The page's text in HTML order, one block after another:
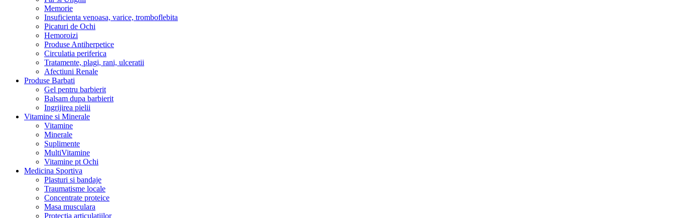
Memorie
Insuficienta venoasa, varice, tromboflebita
Picaturi de Ochi
Hemoroizi
Produse Antiherpetice
Circulatia periferica
Tratamente, plagi, rani, ulceratii
Afectiuni Renale
Produse Barbati
Gel pentru barbierit
Balsam dupa barbierit
Ingrijirea pielii
Vitamine si Minerale
Vitamine
Minerale
Suplimente
MultiVitamine
Vitamine pt Ochi
Medicina Sportiva
Plasturi si bandaje
Traumatisme locale
Concentrate proteice
Masa musculara
Protectia articulatiilor